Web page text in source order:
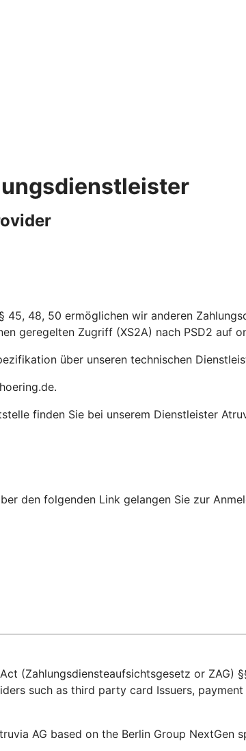
45, 48, 50 ermöglichen wir anderen
geregelten Zugriff (XS2A) nach PSD2 auf
über unseren technischen
finden Sie bei unserem Dienstleister
den folgenden Link gelangen Sie zur
(Zahlungsdiensteaufsichtsgesetz or ZAG)
such as third party card Issuers,
AG based on the Berlin Group NextGen